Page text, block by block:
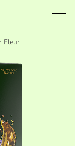
Fleur